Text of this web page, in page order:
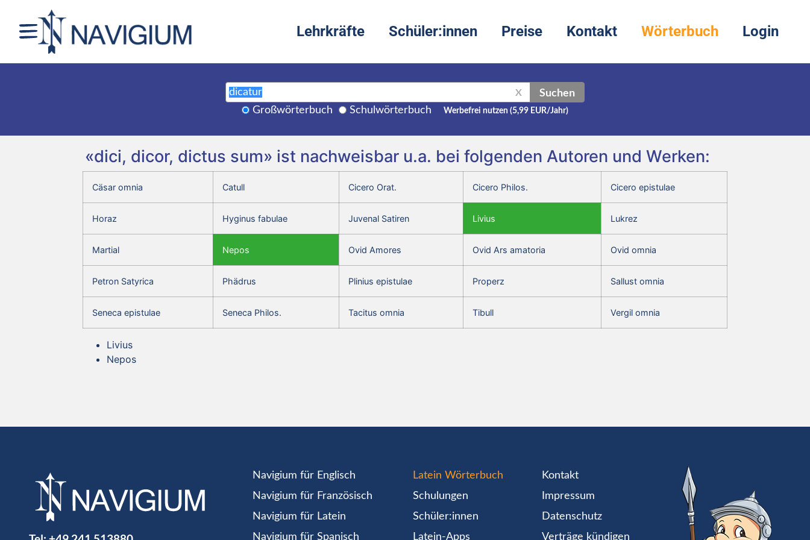
Lehrkräfte Schüler:innen Preise Kontakt Wörterbuch Login
X Suchen
Großwörterbuch Schulwörterbuch Werbefrei nutzen (5,99 EUR/Jahr)
«dici, dicor, dictus sum» ist nachweisbar u.a. bei folgenden Autoren und Werken:
Cäsar omnia Catull Cicero Orat. Cicero Philos. Cicero epistulae
Horaz Hyginus fabulae Juvenal Satiren Livius Lukrez
Martial Nepos Ovid Amores Ovid Ars amatoria Ovid omnia
Petron Satyrica Phädrus Plinius epistulae Properz Sallust omnia
Seneca epistulae Seneca Philos. Tacitus omnia Tibull Vergil omnia
Livius
Nepos
Navigium für Englisch
Navigium für Französisch
Navigium für Latein
Navigium für Spanisch
Latein Wörterbuch
Schulungen
Schüler:innen
Latein-Apps
Kontakt
Impressum
Datenschutz
Verträge kündigen